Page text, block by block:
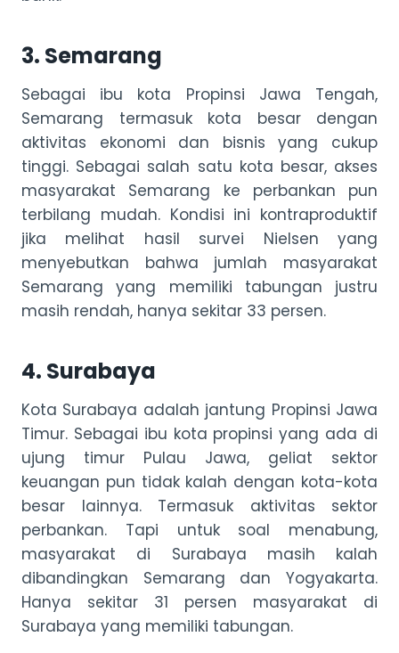
3. Semarang
Sebagai ibu kota Propinsi Jawa Tengah,
Semarang termasuk kota besar dengan
aktivitas ekonomi dan bisnis yang cukup
tinggi. Sebagai salah satu kota besar, akses
masyarakat Semarang ke perbankan pun
terbilang mudah. Kondisi ini kontraproduktif
jika melihat hasil survei Nielsen yang
menyebutkan bahwa jumlah masyarakat
Semarang yang memiliki tabungan justru
masih rendah, hanya sekitar 33 persen.
4. Surabaya
Kota Surabaya adalah jantung Propinsi Jawa
Timur. Sebagai ibu kota propinsi yang ada di
ujung timur Pulau Jawa, geliat sektor
keuangan pun tidak kalah dengan kota-kota
besar lainnya. Termasuk aktivitas sektor
perbankan. Tapi untuk soal menabung,
masyarakat di Surabaya masih kalah
dibandingkan Semarang dan Yogyakarta.
Hanya sekitar 31 persen masyarakat di
Surabaya yang memiliki tabungan.